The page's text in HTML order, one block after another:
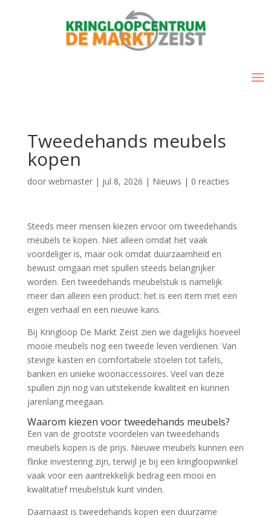
Tweedehands meubels
kopen
door webmaster| jul 8, 2026 | Nieuws | 0 reacties
Steeds meer mensen kiezen ervoor om tweedehands
meubels te kopen. Niet alleen omdat het vaak
voordeliger is, maar ook omdat duurzaamheid en
bewust omgaan met spullen steeds belangrijker
worden. Een tweedehands meubelstuk is namelijk
meer dan alleen een product: het is een item met een
eigen verhaal en een nieuwe kans.
Bij Kringloop De Markt Zeist zien we dagelijks hoeveel
mooie meubels nog een tweede leven verdienen. Van
stevige kasten en comfortabele stoelen tot tafels,
banken en unieke woonaccessoires. Veel van deze
spullen zijn nog van uitstekende kwaliteit en kunnen
jarenlang meegaan.
Waarom kiezen voor tweedehands meubels?
Een van de grootste voordelen van tweedehands
meubels kopen is de prijs. Nieuwe meubels kunnen een
flinke investering zijn, terwijl je bij een kringloopwinkel
vaak voor een aantrekkelijk bedrag een mooi en
kwalitatief meubelstuk kunt vinden.
Daarnaast is tweedehands kopen een duurzame